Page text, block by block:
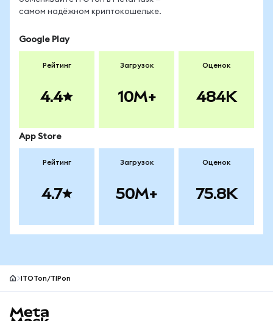
самом надёжном криптокошельке.
Google Play
Рейтинг
4.4
Загрузок
10M+
Оценок
484K
App Store
Рейтинг
4.7
Загрузок
50M+
Оценок
75.8K
ITOTon/TIPon